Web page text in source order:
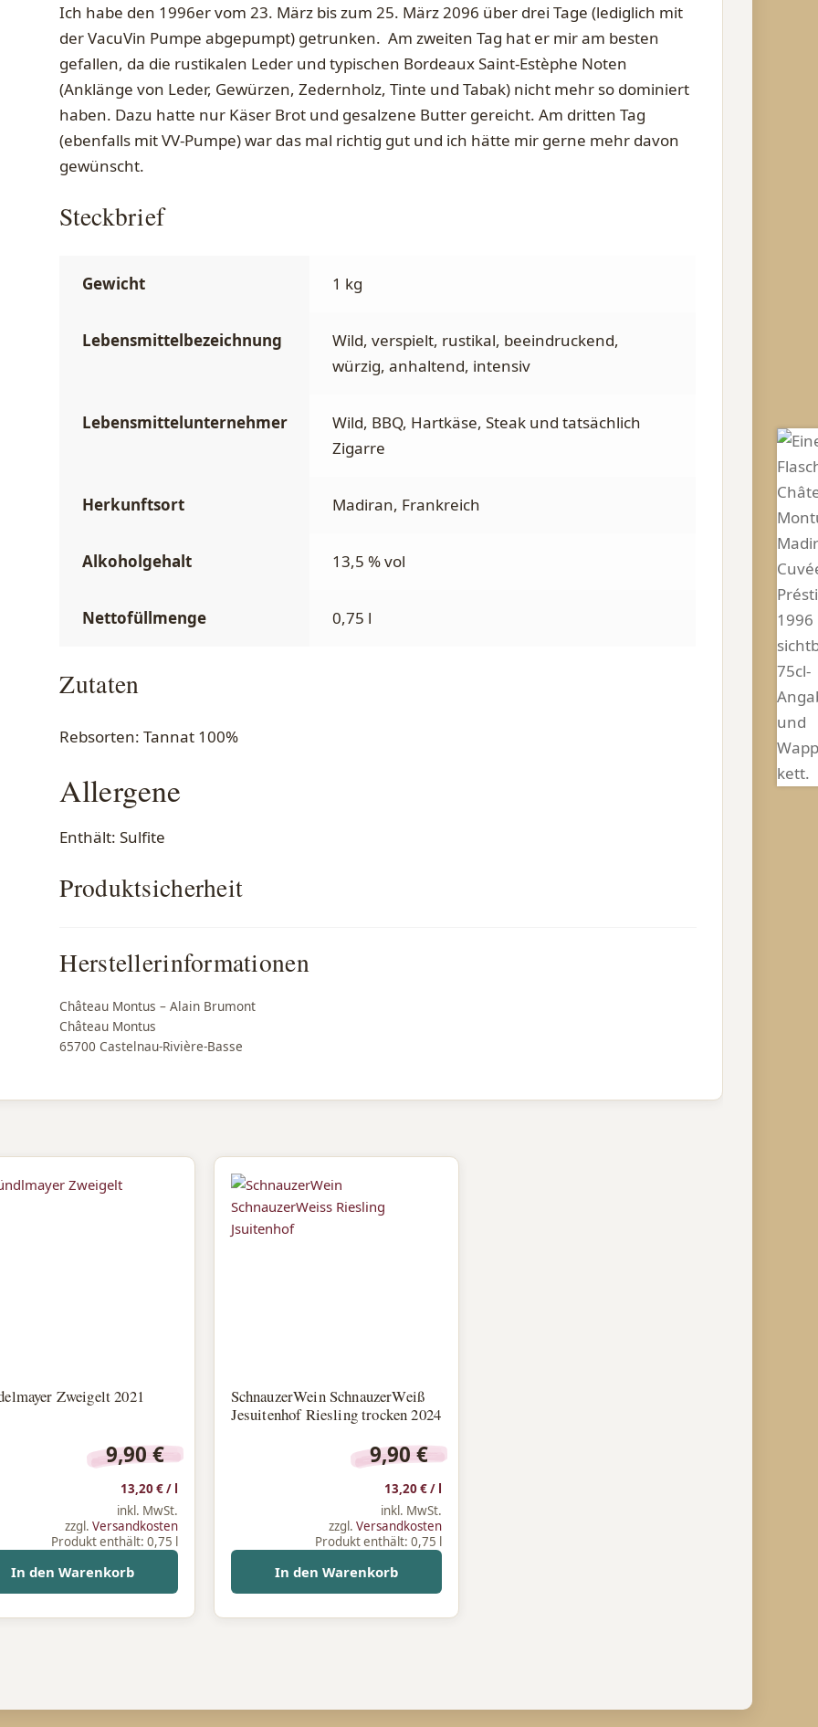
Ich habe den 1996er vom 23. März bis zum 25. März 2096 über drei Tage (lediglich mit
der VacuVin Pumpe abgepumpt) getrunken. Am zweiten Tag hat er mir am besten
gefallen, da die rustikalen Leder und typischen BordeauxSaint-Estèphe Noten
(Anklänge von Leder, Gewürzen, Zedernholz, Tinte und Tabak) nicht mehr so dominiert
haben. Dazu hatte nur Käser Brot und gesalzene Butter gereicht. Am dritten Tag
(ebenfalls mit VV-Pumpe) war das mal richtig gut und ich hätte mir gerne mehr davon
gewünscht.
Steckbrief
Gewicht 1 kg
Lebensmittelbezeichnung
Wild, verspielt, rustikal, beeindruckend,
würzig, anhaltend, intensiv
Lebensmittelunternehmer
Wild, BBQ, Hartkäse, Steak und tatsächlich
Zigarre
Herkunftsort Madiran, Frankreich
Alkoholgehalt 13,5 % vol
Nettofüllmenge 0,75 l
Zutaten
Rebsorten: Tannat 100%
Allergene
Enthält: Sulfite
Produktsicherheit
Herstellerinformationen
Château Montus – Alain Brumont
Château Montus
65700 Castelnau-Rivière-Basse
Zweigelt 2021
9,90€
13,20€/ l
inkl. MwSt.
zzgl.Versandkosten
Produkt enthält: 0,75 l
In den Warenkorb
SchnauzerWein SchnauzerWeiß
Jesuitenhof Riesling trocken 2024
9,90€
13,20€/ l
inkl. MwSt.
zzgl.Versandkosten
Produkt enthält: 0,75 l
In den Warenkorb